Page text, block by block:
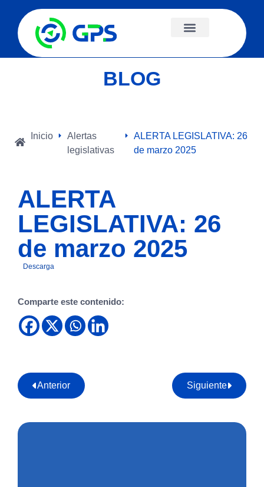
BLOG
Inicio
Alertas
legislativas
ALERTA LEGISLATIVA: 26
de marzo 2025
ALERTA
LEGISLATIVA: 26
de marzo 2025
Descarga
Comparte este contenido:
Anterior Siguiente